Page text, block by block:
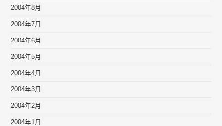
2004年8月
2004年7月
2004年6月
2004年5月
2004年4月
2004年3月
2004年2月
2004年1月